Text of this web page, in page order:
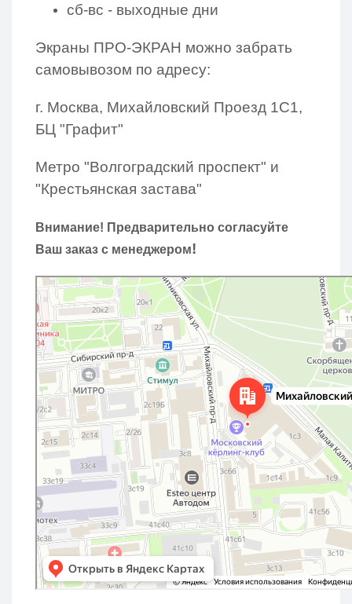
сб-вс - выходные дни
Экраны ПРО-ЭКРАН можно забрать
самовывозом по адресу:
г. Москва, Михайловский Проезд 1С1,
БЦ "Графит"
Метро "Волгоградский проспект" и
"Крестьянская застава"
Внимание! Предварительно согласуйте
Ваш заказ с менеджером!